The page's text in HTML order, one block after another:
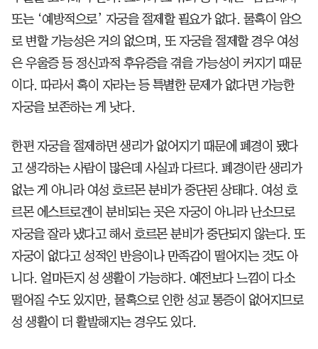
또는 ‘예방적으로’ 자궁을 절제할 필요가 없다. 물혹이 암으
로 변할 가능성은 거의 없으며, 또 자궁을 절제할 경우 여성
은 우울증 등 정신과적 후유증을 겪을 가능성이 커지기 때문
이다. 따라서 혹이 자라는 등 특별한 문제가 없다면 가능한
자궁을 보존하는 게 낫다.
한편 자궁을 절제하면 생리가 없어지기 때문에 폐경이 됐다
고 생각하는 사람이 많은데 사실과 다르다. 폐경이란 생리가
없는 게 아니라 여성 호르몬 분비가 중단된 상태다. 여성 호
르몬 에스트로겐이 분비되는 곳은 자궁이 아니라 난소므로
자궁을 잘라 냈다고 해서 호르몬 분비가 중단되지 않는다. 또
자궁이 없다고 성적인 반응이나 만족감이 떨어지는 것도 아
니다. 얼마든지 성 생활이 가능하다. 예전보다 느낌이 다소
떨어질 수도 있지만, 물혹으로 인한 성교 통증이 없어지므로
성 생활이 더 활발해지는 경우도 있다.